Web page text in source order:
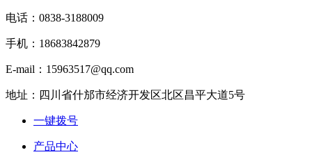
电话：0838-3188009
手机：18683842879
E-mail：15963517@qq.com
地址：四川省什邡市经济开发区北区昌平大道5号
一键拨号
产品中心